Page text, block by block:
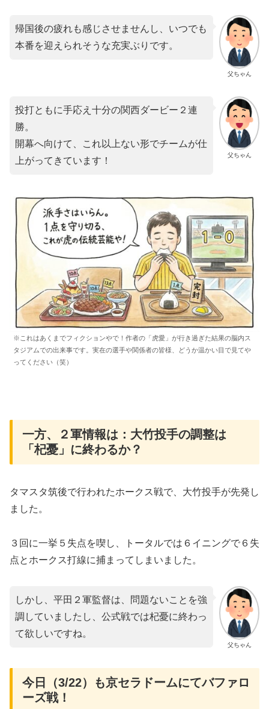
父ちゃん
帰国後の疲れも感じさせませんし、いつでも
本番を迎えられそうな充実ぶりです。
父ちゃん
投打ともに手応え十分の関西ダービー２連
勝。
開幕へ向けて、これ以上ない形でチームが仕
上がってきています！
※これはあくまでフィクションやで！作者の「虎愛」が行き過ぎた結果の脳内ス
タジアムでの出来事です。実在の選手や関係者の皆様、どうか温かい目で見てや
ってください（笑）
一方、２軍情報は：大竹投手の調整は
「杞憂」に終わるか？
タマスタ筑後で行われたホークス戦で、大竹投手が先発し
ました。
３回に一挙５失点を喫し、トータルでは６イニングで６失
点とホークス打線に捕まってしまいました。
父ちゃん
しかし、平田２軍監督は、問題ないことを強
調していましたし、公式戦では杞憂に終わっ
て欲しいですね。
今日（3/22）も京セラドームにてバファロ
ーズ戦！